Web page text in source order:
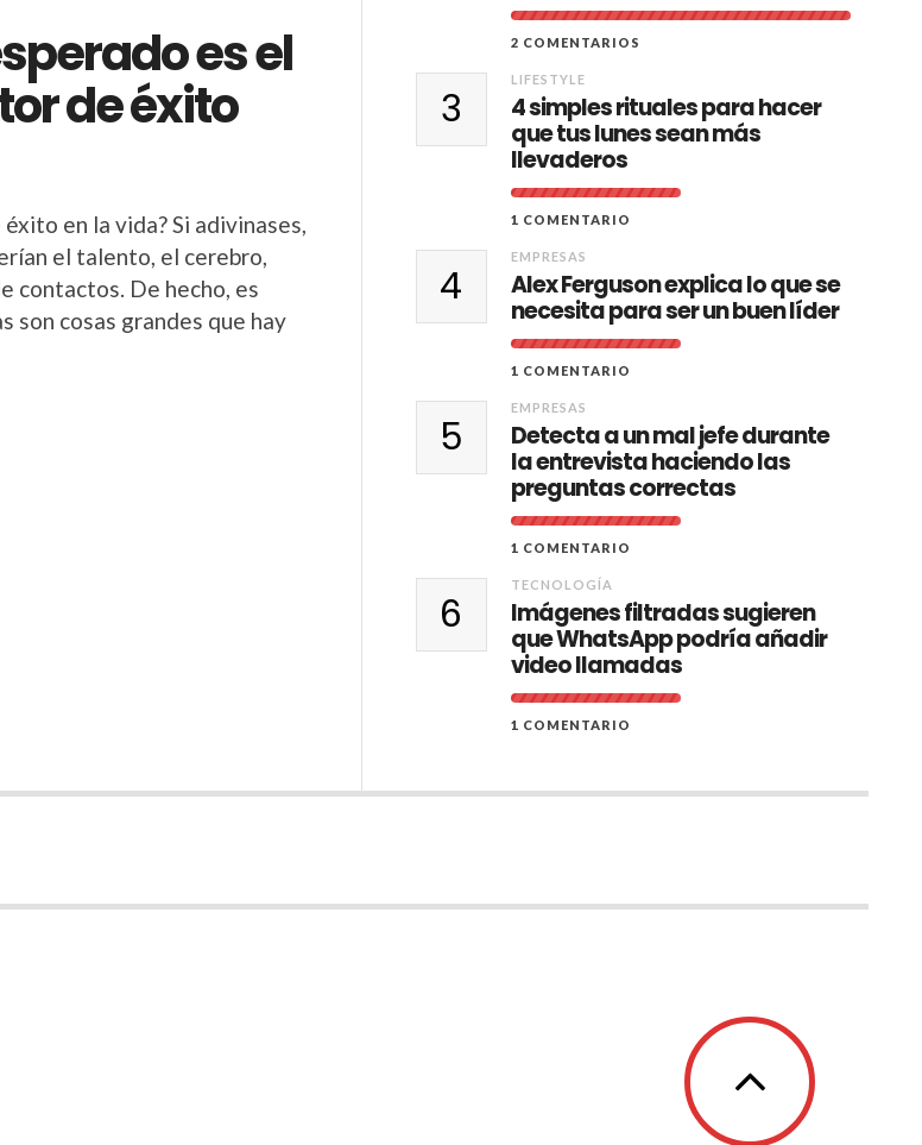
es el
de éxito
en la vida? Si adivinases,
el talento, el cerebro,
contactos. De hecho, es
son cosas grandes que hay
2 COMENTARIOS
3
LIFESTYLE
4 simples rituales para hacer
que tus lunes sean más
llevaderos
1 COMENTARIO
4
EMPRESAS
Alex Ferguson explica lo que se
necesita para ser un buen líder
1 COMENTARIO
5
EMPRESAS
Detecta a un mal jefe durante
la entrevista haciendo las
preguntas correctas
1 COMENTARIO
6
TECNOLOGÍA
Imágenes filtradas sugieren
que WhatsApp podría añadir
video llamadas
1 COMENTARIO